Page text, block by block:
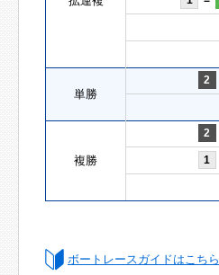
単勝
2
複勝
2
1
ボートレースガイドはこちら